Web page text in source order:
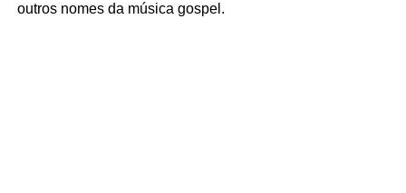
outros nomes da música gospel.